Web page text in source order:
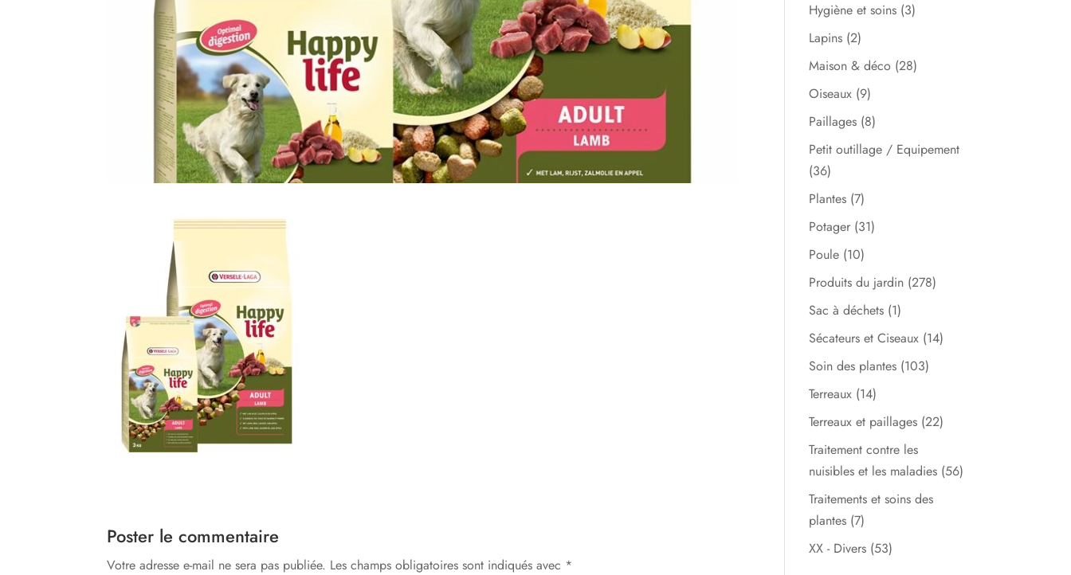
Poster le commentaire
Votre adresse e-mail ne sera pas publiée. Les champs obligatoires sont indiqués avec *
Hygiène et soins (3)
Lapins (2)
Maison & déco (28)
Oiseaux (9)
Paillages (8)
Petit outillage / Equipement
(36)
Plantes (7)
Potager (31)
Poule (10)
Produits du jardin (278)
Sac à déchets (1)
Sécateurs et Ciseaux (14)
Soin des plantes (103)
Terreaux (14)
Terreaux et paillages (22)
Traitement contre les
nuisibles et les maladies (56)
Traitements et soins des
plantes (7)
XX - Divers (53)